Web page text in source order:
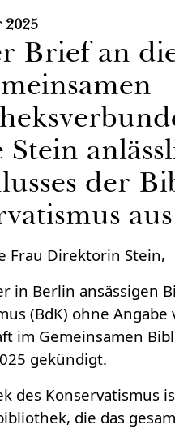
2025
Brief an
Stein
der
Frau Direktorin Stein,
in Berlin ansässigen
(BdK) ohne
im Gemeinsamen
gekündigt.
des Konservatismus
die das